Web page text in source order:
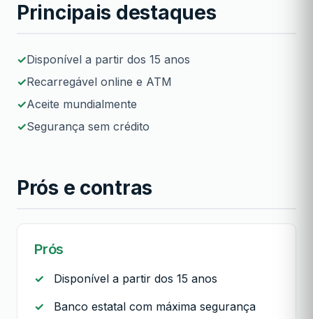
Principais destaques
Disponível a partir dos 15 anos
Recarregável online e ATM
Aceite mundialmente
Segurança sem crédito
Prós e contras
Prós
Disponível a partir dos 15 anos
Banco estatal com máxima segurança